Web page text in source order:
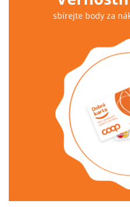
sbírejte body za